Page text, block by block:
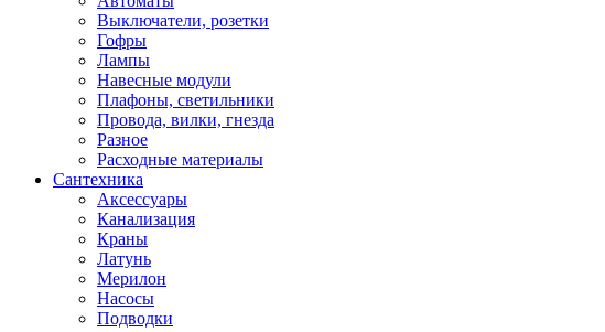
Выключатели, розетки
Гофры
Лампы
Навесные модули
Плафоны, светильники
Провода, вилки, гнезда
Разное
Расходные материалы
Сантехника
Аксессуары
Канализация
Краны
Латунь
Мерилон
Насосы
Подводки